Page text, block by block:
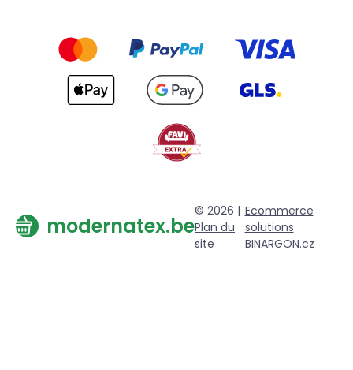
modernatex.be
© 2026 |
Plan du
site
Ecommerce
solutions
BINARGON.cz